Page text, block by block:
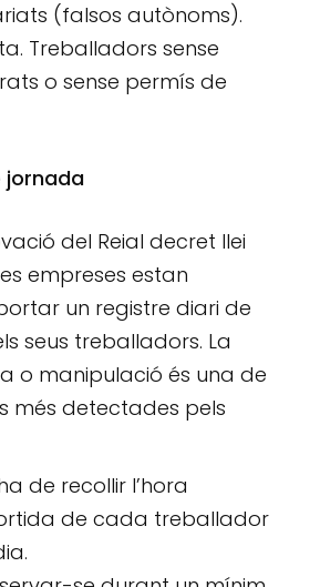
(falsos autònoms).
Treballadors sense
o sense permís de
jornada
del Reial decret llei
empreses estan
un registre diari de
seus treballadors. La
o manipulació és una de
més detectades pels
de recollir l’hora
de cada treballador